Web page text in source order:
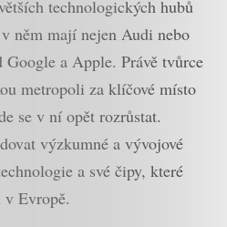
technologických hubů
něm mají nejen Audi nebo
a Apple. Právě tvůrce
metropoli za klíčové místo
se v ní opět rozrůstat.
výzkumné a vývojové
a své čipy, které
v Evropě.